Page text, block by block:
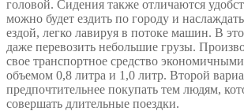
головой. Сидения также отличаются
можно будет ездить по городу и
ездой, легко лавируя в потоке машин. В
даже перевозить небольшие грузы.
свое транспортное средство
объемом 0,8 литра и 1,0 литр. Второй
предпочтительнее покупать тем людям,
совершать длительные поездки.